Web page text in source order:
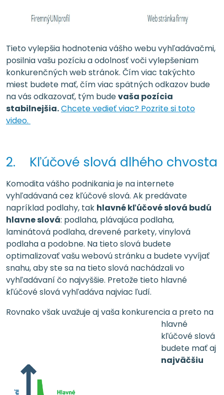
Tieto vylepšia hodnotenia vášho webu vyhľadávačmi,
posilnia vašu pozíciu a odolnosť voči vylepšeniam
konkurenčných web stránok. Čím viac takýchto
miest budete mať, čím viac spätných odkazov bude
na vás odkazovať, tým budevaša pozícia
stabilnejšia.Chcete vedieť viac? Pozrite si toto
video.
2. Kľúčové slová dlhého chvosta
Komodita vášho podnikania je na internete
vyhľadávaná cez kľúčové slová. Ak predávate
napríklad podlahy, tak hlavné kľúčové slová budú
hlavne slová: podlaha, plávajúca podlaha,
laminátová podlaha, drevené parkety, vinylová
podlaha a podobne. Na tieto slová budete
optimalizovať vašu webovú stránku a budete vyvíjať
snahu, aby ste sa na tieto slová nachádzali vo
vyhľadávaní čo najvyššie. Pretože tieto hlavné
kľúčové slová vyhľadáva najviac ľudí.
Rovnako však uvažuje aj vaša konkurencia a preto na
hlavné
kľúčové slová
budete mať aj
najväčšiu